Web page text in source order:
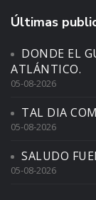
Últimas
DONDE EL
ATLÁNTICO.
05-08-2026
TAL DIA
05-08-2026
SALUDO
05-08-2026